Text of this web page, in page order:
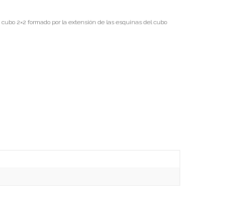
2×2 formado por la extensión de las esquinas del cubo